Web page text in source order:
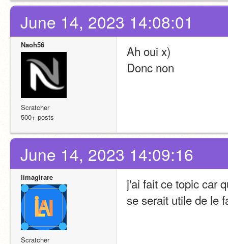
June 14, 2023 14:08:01
Naoh56
Scratcher
500+ posts
Ah oui x)
Donc non
June 14, 2023 14:09:16
limagirare
Scratcher
j'ai fait ce topic car
se serait utile de le